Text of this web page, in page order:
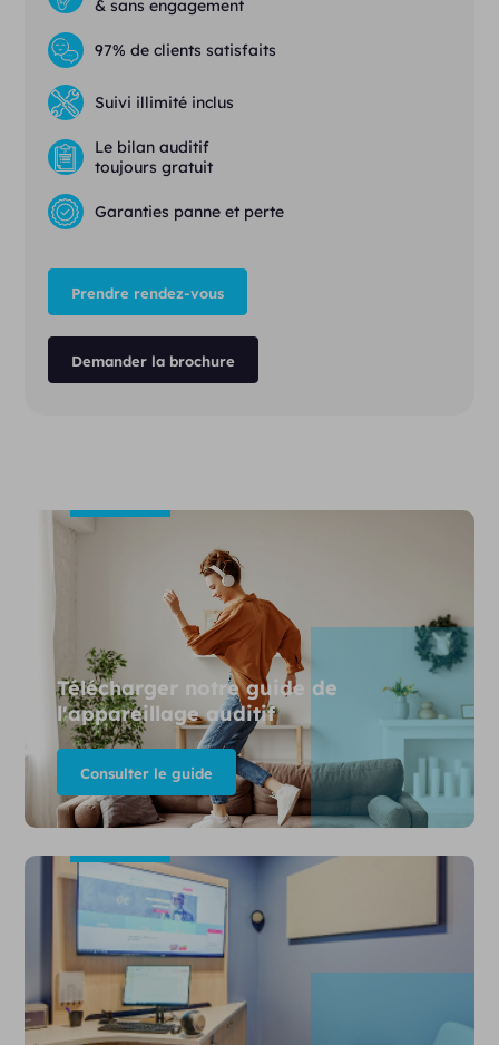
& sans engagement
97% de clients satisfaits
Suivi illimité inclus
Le bilan auditif
toujours gratuit
Garanties panne et perte
Prendre rendez-vous
Demander la brochure
Télécharger notre guide de
l'appareillage auditif
Consulter le guide